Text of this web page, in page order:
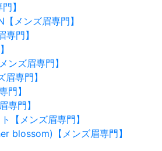
】
メンズ眉専門】
門】
ンズ眉専門】
専門】
門】
専門】
【メンズ眉専門】
blossom)【メンズ眉専門】